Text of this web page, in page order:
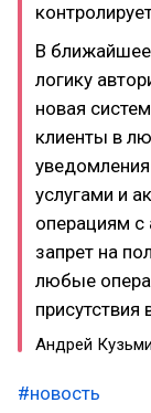
В
логику
новая
клиенты в
услугами и
операциям с
запрет на
любые
присутствия
Андрей
#новость